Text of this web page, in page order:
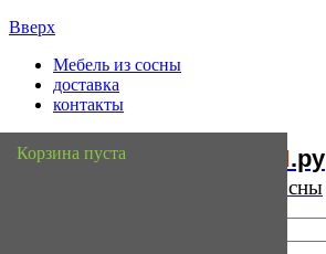
Вверх
Мебель из сосны
доставка
контакты
Мебель Сосны.ру
Интернет магазин мебели из сосны
Корзина пуста